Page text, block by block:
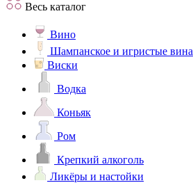
Весь каталог
Вино
Шампанское и игристые вина
Виски
Водка
Коньяк
Ром
Крепкий алкоголь
Ликёры и настойки